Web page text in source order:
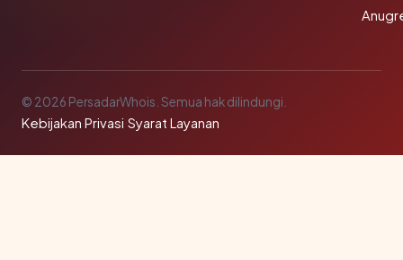
© 2026 PersadarWhois. Semua hak dilindungi.
Kebijakan Privasi·Syarat Layanan